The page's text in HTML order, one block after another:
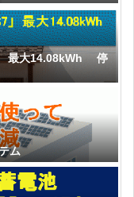
最大14.08kWh 停
ム